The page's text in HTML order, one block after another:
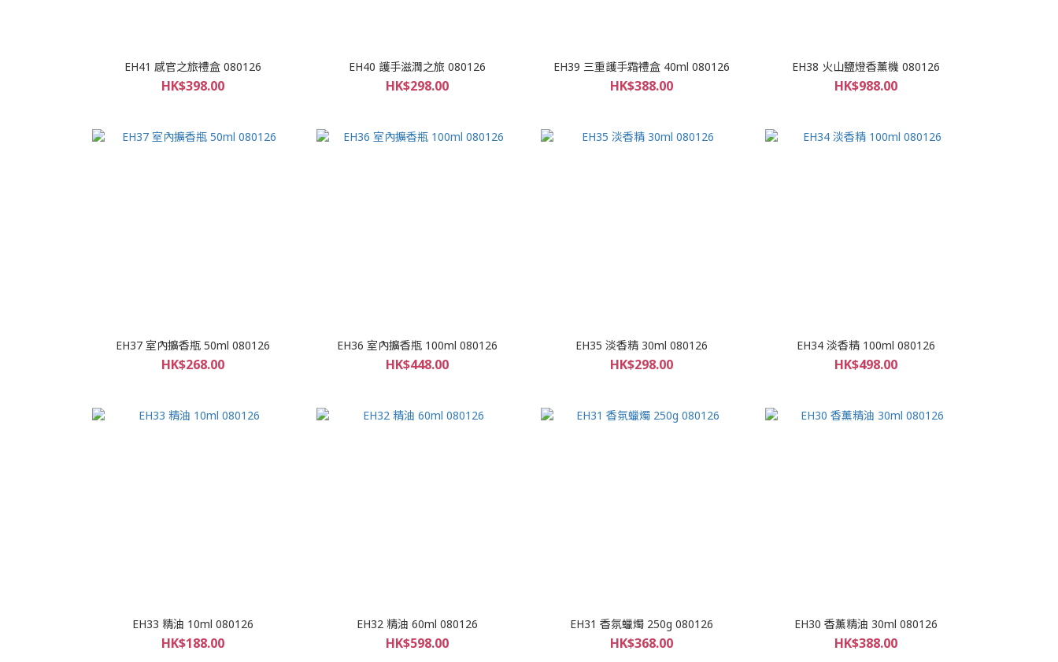
EH41 感官之旅禮盒 080126
HK$398.00
EH40 護手滋潤之旅 080126
HK$298.00
EH39 三重護手霜禮盒 40ml 080126
HK$388.00
EH38 火山鹽燈香薰機 080126
HK$988.00
EH37 室內擴香瓶 50ml 080126
HK$268.00
EH36 室內擴香瓶 100ml 080126
HK$448.00
EH35 淡香精 30ml 080126
HK$298.00
EH34 淡香精 100ml 080126
HK$498.00
EH33 精油 10ml 080126
HK$188.00
EH32 精油 60ml 080126
HK$598.00
EH31 香氛蠟燭 250g 080126
HK$368.00
EH30 香薰精油 30ml 080126
HK$388.00